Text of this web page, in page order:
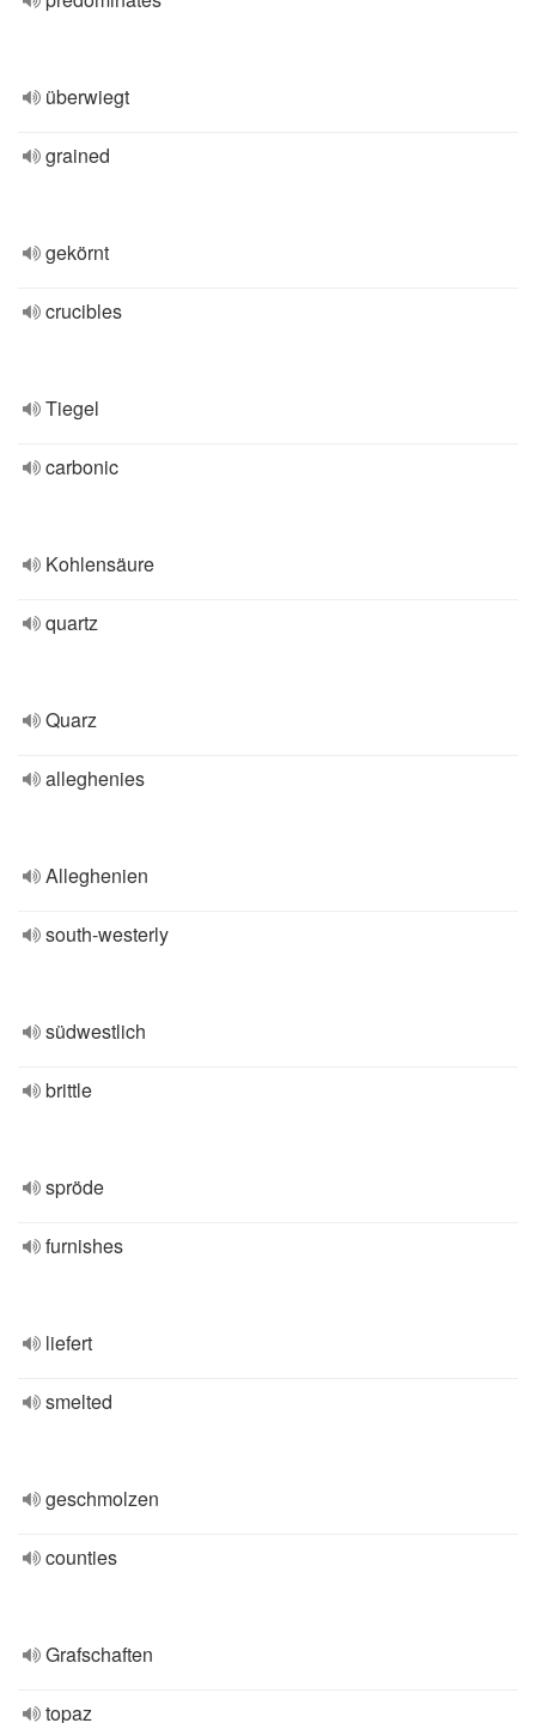
überwiegt
grained
gekörnt
crucibles
Tiegel
carbonic
Kohlensäure
quartz
Quarz
alleghenies
Alleghenien
south-westerly
südwestlich
brittle
spröde
furnishes
liefert
smelted
geschmolzen
counties
Grafschaften
topaz